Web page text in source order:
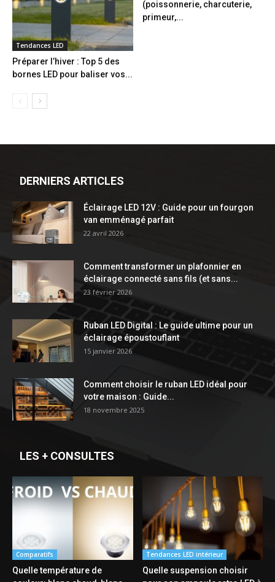
Tendances LED
Préparer l’hiver : Top 5 des
bornes LED pour baliser vos...
(poissonnerie, charcuterie,
primeur,...
DERNIERS ARTICLES
Éclairage LED 12V : Guide pour un fourgon
van emménagé parfait
22 avril 2026
Comment transformer un plafonnier en
éclairage connecté sans fils (et sans...
23 février 2026
Ruban LED Digital : Le guide ultime pour un
éclairage époustouflant
15 janvier 2026
Comment choisir le ruban LED idéal pour
votre maison : Guide...
18 novembre 2025
LES + CONSULTES
Comparatifs
Quelle température de
Tendances LED intérieur
Quelle suspension choisir